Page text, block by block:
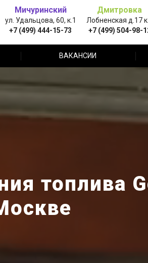
Мичуринский
ул. Удальцова, 60, к.1
+7 (499) 444-15-73
Дмитровка
Лобненская д.17
+7 (499) 504-98-
ВАКАНСИИ
топлива